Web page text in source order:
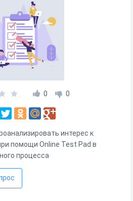
0 0
интерес к
помощи Online Test Pad в
процесса